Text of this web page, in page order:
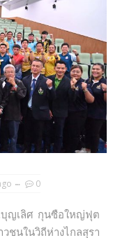
0
ญเลิศ กุนซือใหญ่ฟุต
ชนในวิถีห่างไกลสุรา